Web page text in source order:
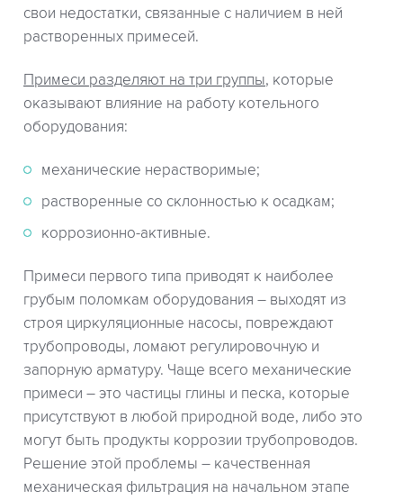
свои недостатки, связанные с наличием в ней
растворенных примесей.
Примеси разделяют на три группы, которые
оказывают влияние на работу котельного
оборудования:
механические нерастворимые;
растворенные со склонностью к осадкам;
коррозионно-активные.
Примеси первого типа приводят к наиболее
грубым поломкам оборудования – выходят из
строя циркуляционные насосы, повреждают
трубопроводы, ломают регулировочную и
запорную арматуру. Чаще всего механические
примеси – это частицы глины и песка, которые
присутствуют в любой природной воде, либо это
могут быть продукты коррозии трубопроводов.
Решение этой проблемы – качественная
механическая фильтрация на начальном этапе